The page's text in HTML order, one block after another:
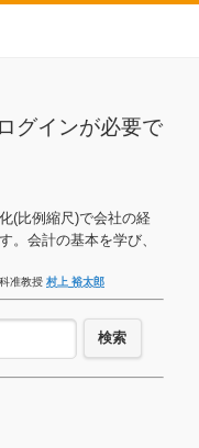
グインが必要で
(比例縮尺)で会社の経
。会計の基本を学び、
准教授 村上 裕太郎
検索